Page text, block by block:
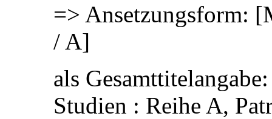
=> Ansetzungsform:
/ A]
als
Studien : Reihe A,